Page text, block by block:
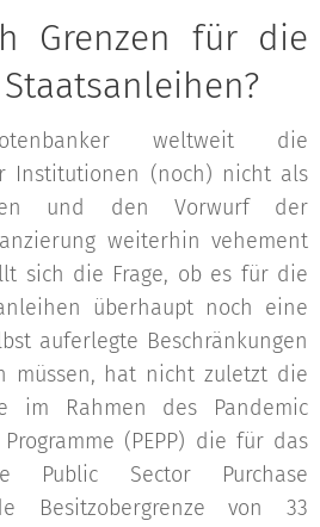
Grenzen für die
weltweit die
Institutionen (noch) nicht als
und den Vorwurf der
weiterhin vehement
sich die Frage, ob es für die
überhaupt noch eine
auferlegte Beschränkungen
müssen, hat nicht zuletzt die
im Rahmen des Pandemic
Programme (PEPP) die für das
Public Sector Purchase
Besitzobergrenze von 33